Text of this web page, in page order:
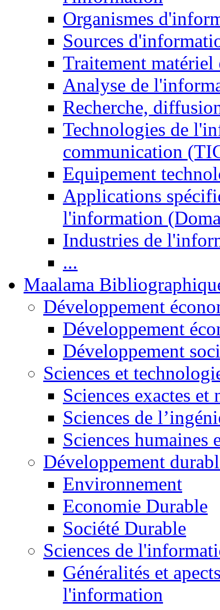
Organismes
Sources
Traitement matériel
Analyse de
Recherche,
Technologies de
communication
Equipement
Applications
l'information
Industries de
...
Maalama
Développement
Développement
Développement
Sciences et
Sciences exactes et
Sciences de
Sciences humaines
Développement
Environnement
Economie Durable
Société Durable
Sciences de
Généralités et
l'information